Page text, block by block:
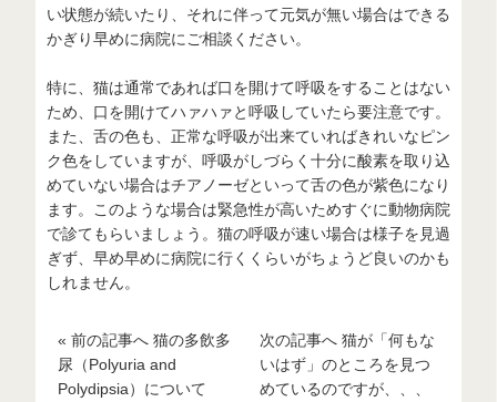
い状態が続いたり、それに伴って元気が無い場合はできる
かぎり早めに病院にご相談ください。
特に、猫は通常であれば口を開けて呼吸をすることはない
ため、口を開けてハァハァと呼吸していたら要注意です。
また、舌の色も、正常な呼吸が出来ていればきれいなピン
ク色をしていますが、呼吸がしづらく十分に酸素を取り込
めていない場合はチアノーゼといって舌の色が紫色になり
ます。このような場合は緊急性が高いためすぐに動物病院
で診てもらいましょう。猫の呼吸が速い場合は様子を見過
ぎず、早め早めに病院に行くくらいがちょうど良いのかも
しれません。
« 前の記事へ 猫の多飲多
尿（Polyuria and
Polydipsia）について
次の記事へ 猫が「何もな
いはず」のところを見つ
めているのですが、、、